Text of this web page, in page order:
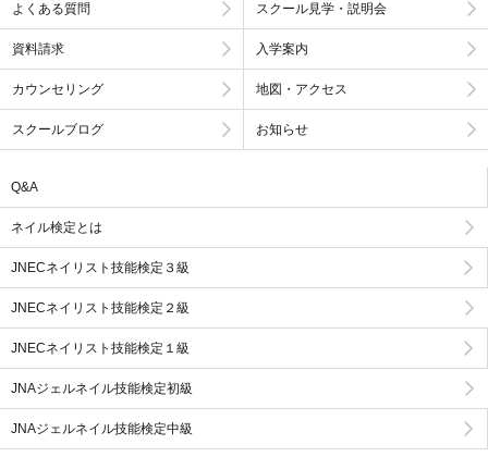
よくある質問 スクール見学・説明会
資料請求 入学案内
カウンセリング 地図・アクセス
スクールブログ お知らせ
Q&A
ネイル検定とは
JNECネイリスト技能検定３級
JNECネイリスト技能検定２級
JNECネイリスト技能検定１級
JNAジェルネイル技能検定初級
JNAジェルネイル技能検定中級